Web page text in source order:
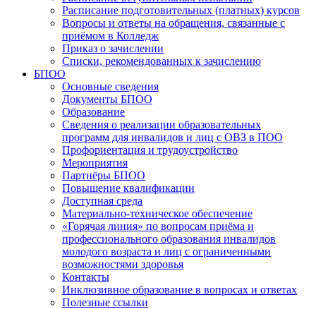
Расписание подготовительных (платных) курсов
Вопросы и ответы на обращения, связанные с
приёмом в Колледж
Приказ о зачислении
Списки, рекомендованных к зачислению
БПОО
Основные сведения
Документы БПОО
Образование
Сведения о реализации образовательных
программ для инвалидов и лиц с ОВЗ в ПОО
Профориентация и трудоустройство
Мероприятия
Партнёры БПОО
Повышение квалификации
Доступная среда
Материально-техническое обеспечение
«Горячая линия» по вопросам приёма и
профессионального образования инвалидов
молодого возраста и лиц с ограниченными
возможностями здоровья
Контакты
Инклюзивное образование в вопросах и ответах
Полезные ссылки